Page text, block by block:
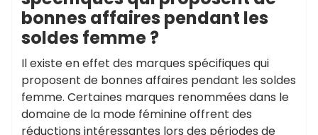
bonnes affaires pendant les
soldes femme ?
Il existe en effet des marques spécifiques qui
proposent de bonnes affaires pendant les soldes
femme. Certaines marques renommées dans le
domaine de la mode féminine offrent des
réductions intéressantes lors des périodes de